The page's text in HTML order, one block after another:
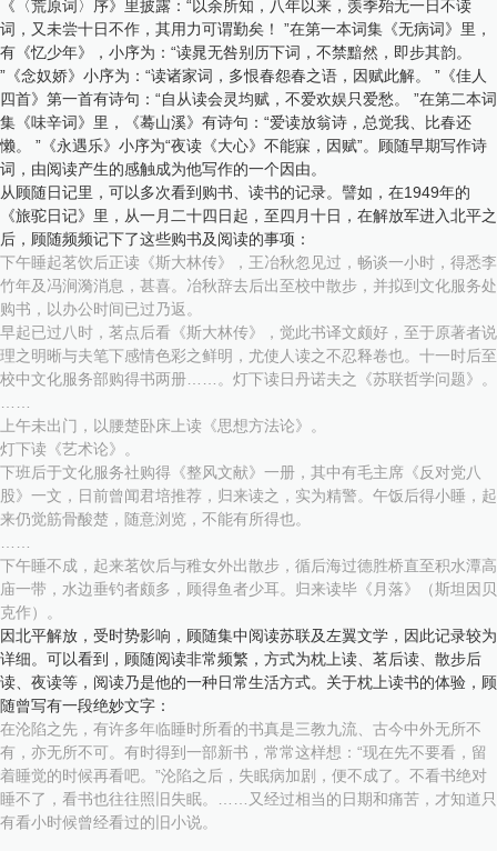
《〈荒原词〉序》里披露：“以余所知，八年以来，羡季殆无一日不读
词，又未尝十日不作，其用力可谓勤矣！ ”在第一本词集《无病词》里，
有《忆少年》，小序为：“读晁无咎别历下词，不禁黯然，即步其韵。
”《念奴娇》小序为：“读诸家词，多恨春怨春之语，因赋此解。 ”《佳人
四首》第一首有诗句：“自从读会灵均赋，不爱欢娱只爱愁。 ”在第二本词
集《味辛词》里，《蓦山溪》有诗句：“爱读放翁诗，总觉我、比春还
懒。 ”《永遇乐》小序为“夜读《大心》不能寐，因赋”。顾随早期写作诗
词，由阅读产生的感触成为他写作的一个因由。
从顾随日记里，可以多次看到购书、读书的记录。譬如，在1949年的
《旅驼日记》里，从一月二十四日起，至四月十日，在解放军进入北平之
后，顾随频频记下了这些购书及阅读的事项：
下午睡起茗饮后正读《斯大林传》，王冶秋忽见过，畅谈一小时，得悉李
竹年及冯涧漪消息，甚喜。冶秋辞去后出至校中散步，并拟到文化服务处
购书，以办公时间已过乃返。
早起已过八时，茗点后看《斯大林传》，觉此书译文颇好，至于原著者说
理之明晰与夫笔下感情色彩之鲜明，尤使人读之不忍释卷也。十一时后至
校中文化服务部购得书两册……。灯下读日丹诺夫之《苏联哲学问题》。
上午未出门，以腰楚卧床上读《思想方法论》。
灯下读《艺术论》。
下班后于文化服务社购得《整风文献》一册，其中有毛主席《反对党八
股》一文，日前曾闻君培推荐，归来读之，实为精警。午饭后得小睡，起
来仍觉筋骨酸楚，随意浏览，不能有所得也。
下午睡不成，起来茗饮后与稚女外出散步，循后海过德胜桥直至积水潭高
庙一带，水边垂钓者颇多，顾得鱼者少耳。归来读毕《月落》（斯坦因贝
克作）。
因北平解放，受时势影响，顾随集中阅读苏联及左翼文学，因此记录较为
详细。可以看到，顾随阅读非常频繁，方式为枕上读、茗后读、散步后
读、夜读等，阅读乃是他的一种日常生活方式。关于枕上读书的体验，顾
随曾写有一段绝妙文字：
在沦陷之先，有许多年临睡时所看的书真是三教九流、古今中外无所不
有，亦无所不可。有时得到一部新书，常常这样想：“现在先不要看，留
着睡觉的时候再看吧。”沦陷之后，失眠病加剧，便不成了。不看书绝对
睡不了，看书也往往照旧失眠。……又经过相当的日期和痛苦，才知道只
有看小时候曾经看过的旧小说。